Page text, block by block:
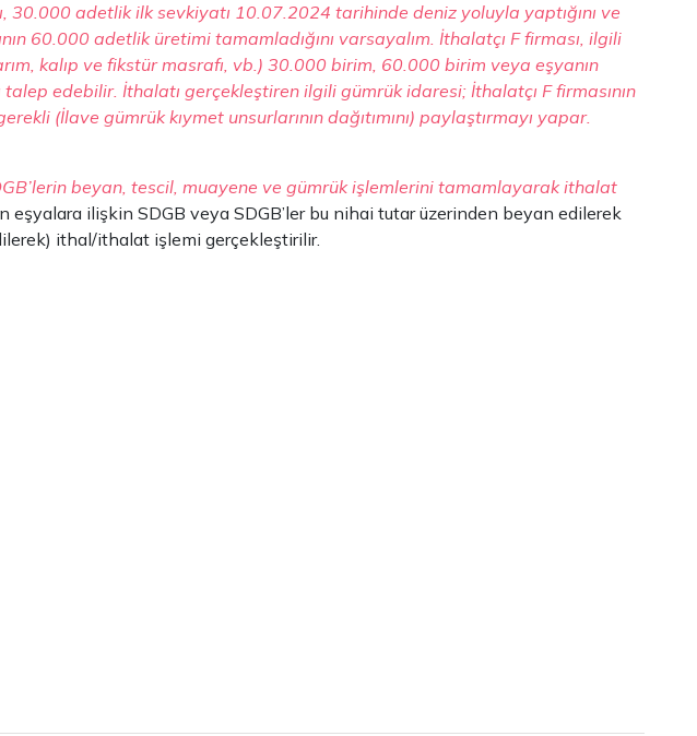
30.000 adetlik ilk sevkiyatı 10.07.2024 tarihinde deniz yoluyla yaptığını ve
60.000 adetlik üretimi tamamladığını varsayalım. İthalatçı F firması, ilgili
kalıp ve fikstür masrafı, vb.) 30.000 birim, 60.000 birim veya eşyanın
edebilir. İthalatı gerçekleştiren ilgili gümrük idaresi; İthalatçı F firmasının
(İlave gümrük kıymet unsurlarının dağıtımını) paylaştırmayı yapar.
beyan, tescil, muayene ve gümrük işlemlerini tamamlayarak ithalat
eşyalara ilişkin SDGB veya SDGB’ler bu nihai tutar üzerinden beyan edilerek
ithal/ithalat işlemi gerçekleştirilir.